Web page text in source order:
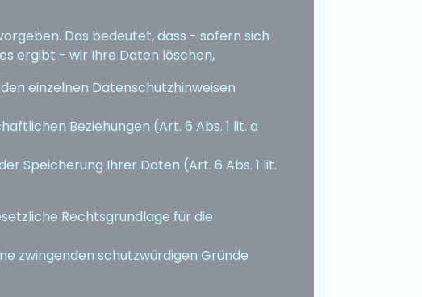
Das bedeutet, dass - sofern sich
ergibt - wir Ihre Daten löschen,
einzelnen Datenschutzhinweisen
Beziehungen (Art. 6 Abs. 1 lit. a
Speicherung Ihrer Daten (Art. 6 Abs. 1 lit.
Rechtsgrundlage für die
zwingenden schutzwürdigen Gründe